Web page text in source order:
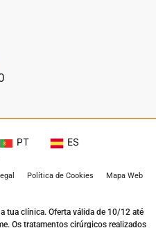
PT ES
Política de Cookies Mapa Web
tua clínica. Oferta válida de 10/12 até
Os tratamentos cirúrgicos realizados